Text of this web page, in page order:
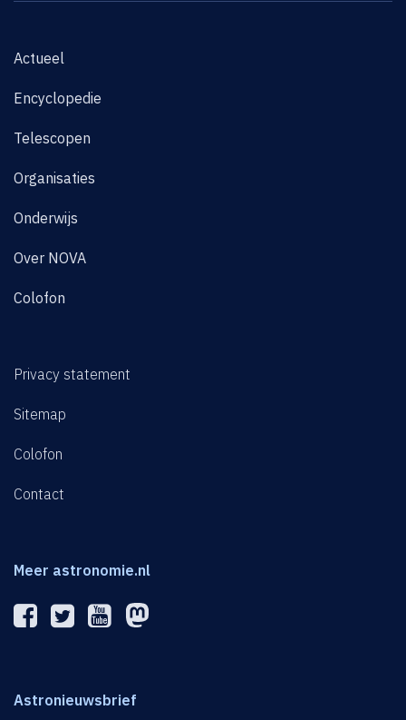
Actueel
Encyclopedie
Telescopen
Organisaties
Onderwijs
Over NOVA
Colofon
Privacy statement
Sitemap
Colofon
Contact
Meer astronomie.nl
Astronieuwsbrief